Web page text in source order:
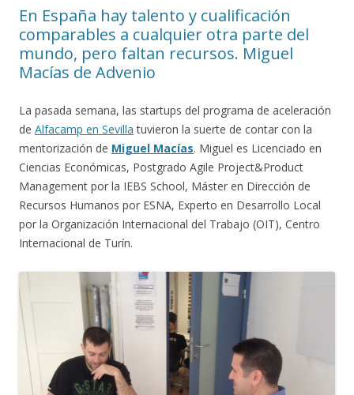
En España hay talento y cualificación
comparables a cualquier otra parte del
mundo, pero faltan recursos. Miguel
Macías de Advenio
La pasada semana, las startups del programa de aceleración
de Alfacamp en Sevilla tuvieron la suerte de contar con la
mentorización de Miguel Macías. Miguel es Licenciado en
Ciencias Económicas, Postgrado Agile Project&Product
Management por la IEBS School, Máster en Dirección de
Recursos Humanos por ESNA, Experto en Desarrollo Local
por la Organización Internacional del Trabajo (OIT), Centro
Internacional de Turín.